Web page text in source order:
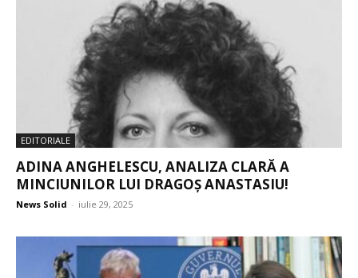
EDITORIALE
ADINA ANGHELESCU, ANALIZA CLARĂ A
MINCIUNILOR LUI DRAGOȘ ANASTASIU!
News Solid - iulie 29, 2025